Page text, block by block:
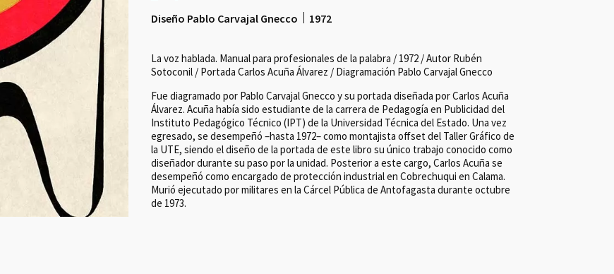
Diseño Pablo Carvajal Gnecco 1972
La voz hablada. Manual para profesionales de la palabra / 1972 / Autor Rubén
Sotoconil / Portada Carlos Acuña Álvarez / Diagramación Pablo Carvajal Gnecco
Fue diagramado por Pablo Carvajal Gnecco y su portada diseñada por Carlos Acuña
Álvarez. Acuña había sido estudiante de la carrera de Pedagogía en Publicidad del
Instituto Pedagógico Técnico (IPT) de la Universidad Técnica del Estado. Una vez
egresado, se desempeñó –hasta 1972– como montajista offset del Taller Gráfico de
la UTE, siendo el diseño de la portada de este libro su único trabajo conocido como
diseñador durante su paso por la unidad. Posterior a este cargo, Carlos Acuña se
desempeñó como encargado de protección industrial en Cobrechuqui en Calama.
Murió ejecutado por militares en la Cárcel Pública de Antofagasta durante octubre
de 1973.